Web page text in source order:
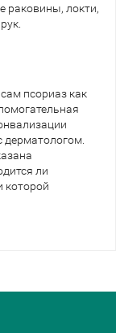
раковины, локти,
псориаз как
дерматологом.
ли
которой